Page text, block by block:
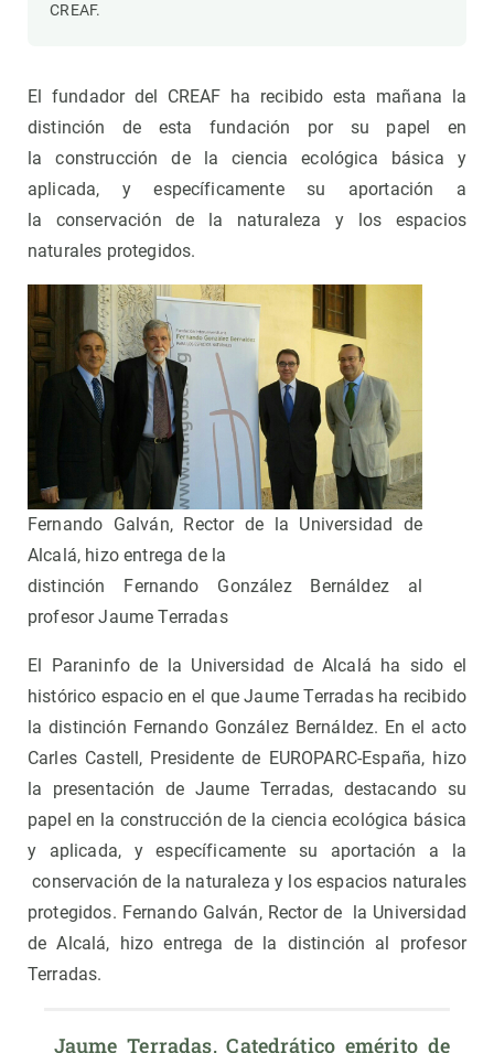
CREAF.
El fundador del CREAF ha recibido esta mañana la
distinción de esta fundación por su papel en
la construcción de la ciencia ecológica básica y
aplicada, y específicamente su aportación a
la conservación de la naturaleza y los espacios
naturales protegidos.
Fernando Galván, Rector de la Universidad de
Alcalá, hizo entrega de la
distinción Fernando González Bernáldez al
profesor Jaume Terradas
El Paraninfo de la Universidad de Alcalá ha sido el
histórico espacio en el que Jaume Terradas ha recibido
la distinción Fernando González Bernáldez. En el acto
Carles Castell, Presidente de EUROPARC-España, hizo
la presentación de Jaume Terradas, destacando su
papel en la construcción de la ciencia ecológica básica
y aplicada, y específicamente su aportación a la
conservación de la naturaleza y los espacios naturales
protegidos. Fernando Galván, Rector de la Universidad
de Alcalá, hizo entrega de la distinción al profesor
Terradas.
Jaume Terradas, Catedrático emérito de